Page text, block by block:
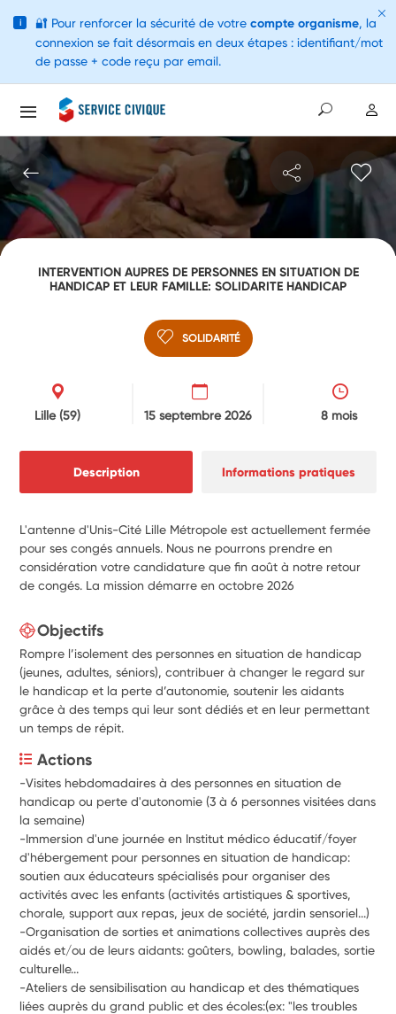
INTERVENTION AUPRES DE PERSONNES EN SITUATION DE
HANDICAP ET LEUR FAMILLE: SOLIDARITE HANDICAP
SOLIDARITÉ
Lille(59) 15 septembre 2026 8 mois
Description Informations pratiques
L'antenne d'Unis-Cité Lille Métropole est actuellement fermée
pour ses congés annuels. Nous ne pourrons prendre en
considération votre candidature que fin août à notre retour
de congés. La mission démarre en octobre 2026
Objectifs
Rompre l’isolement des personnes en situation de handicap
(jeunes, adultes, séniors), contribuer à changer le regard sur
le handicap et la perte d’autonomie, soutenir les aidants
grâce à des temps qui leur sont dédiés et en leur permettant
un temps de répit.
Actions
-Visites hebdomadaires à des personnes en situation de
handicap ou perte d'autonomie (3 à 6 personnes visitées dans
la semaine)
-Immersion d'une journée en Institut médico éducatif/foyer
d'hébergement pour personnes en situation de handicap:
soutien aux éducateurs spécialisés pour organiser des
activités avec les enfants (activités artistiques & sportives,
chorale, support aux repas, jeux de société, jardin sensoriel...)
-Organisation de sorties et animations collectives auprès des
aidés et/ou de leurs aidants: goûters, bowling, balades, sortie
culturelle...
-Ateliers de sensibilisation au handicap et des thématiques
liées auprès du grand public et des écoles:(ex: "les troubles
i 🔐 Pour renforcer la sécurité de votre compte organisme, la
connexion se fait désormais en deux étapes : identifiant/mot
de passe + code reçu par email.